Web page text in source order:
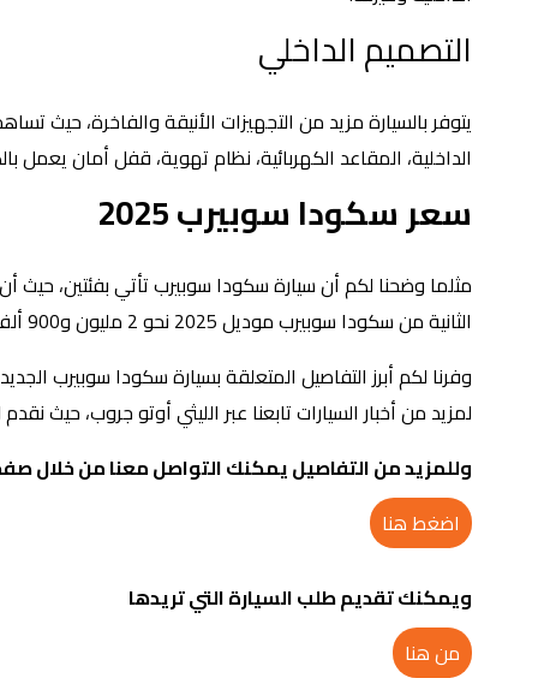
التصميم الداخلي
يتوفر بالسيارة مزيد من التجهيزات الأنيقة والفاخرة، حيث
الداخلية، المقاعد الكهربائية، نظام تهوية، قفل أمان يعمل
سعر سكودا سوبيرب 2025
الثانية من سكودا سوبيرب موديل 2025 نحو 2 مليون و900 ألف جنيه مصري.
لمزيد من أخبار السيارات تابعنا عبر الليثي أوتو جروب، حيث
وللمزيد من التفاصيل يمكنك التواصل معنا من خلال
اضغط هنا
ويمكنك تقديم طلب السيارة التي تريدها
من هنا